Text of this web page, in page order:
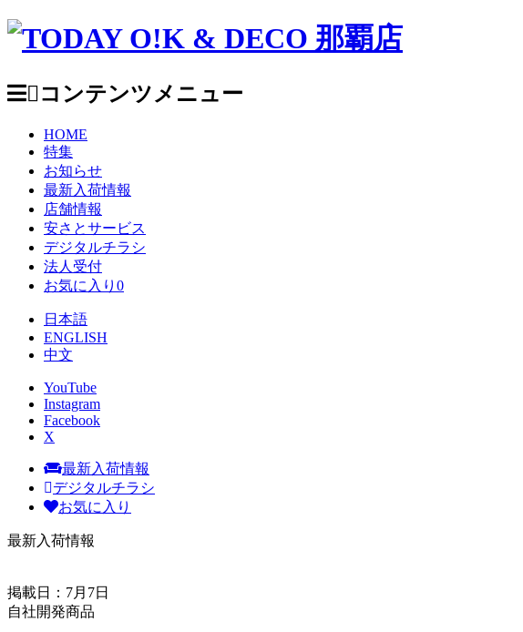
コンテンツメニュー
HOME
特集
お知らせ
最新入荷情報
店舗情報
安さとサービス
デジタルチラシ
法人受付
お気に入り 0
日本語
ENGLISH
中文
YouTube
Instagram
Facebook
X
最新入荷情報
デジタルチラシ
お気に入り
最新入荷情報
掲載日：7月7日
自社開発商品